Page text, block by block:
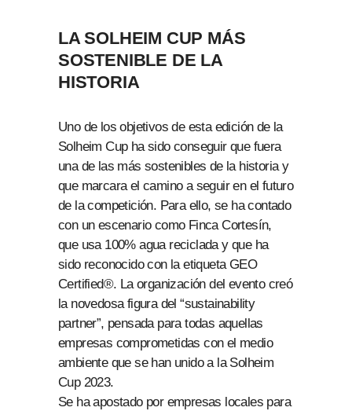
LA SOLHEIM CUP MÁS
SOSTENIBLE DE LA
HISTORIA
Uno de los objetivos de esta edición de la
Solheim Cup ha sido conseguir que fuera
una de las más sostenibles de la historia y
que marcara el camino a seguir en el futuro
de la competición. Para ello, se ha contado
con un escenario como Finca Cortesín,
que usa 100% agua reciclada y que ha
sido reconocido con la etiqueta GEO
Certified®. La organización del evento creó
la novedosa figura del “sustainability
partner”, pensada para todas aquellas
empresas comprometidas con el medio
ambiente que se han unido a la Solheim
Cup 2023.
Se ha apostado por empresas locales para